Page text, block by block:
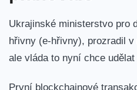
Ukrajinské ministerstvo pro
hřivny (e-hřivny), prozradil
ale vláda to nyní chce
První blockchainové